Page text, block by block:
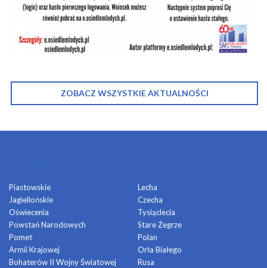
ZOBACZ WSZYSTKIE AKTUALNOŚCI
Piastowskie
Jagiellońskie
Oświecenia
Powstań Narodowych
Pomet
Armii Krajowej
Bohaterów II Wojny Światowej
Lecha
Czecha
Tysiąclecia
Stare Żegrze
Polan
Orła Białego
Rusa